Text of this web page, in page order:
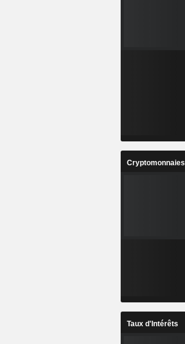
Cryptomonnaies
Taux d'Intérêts